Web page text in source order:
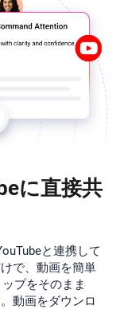
に直接共
と連携して
で、動画を簡単
プをそのまま
動画をダウンロ